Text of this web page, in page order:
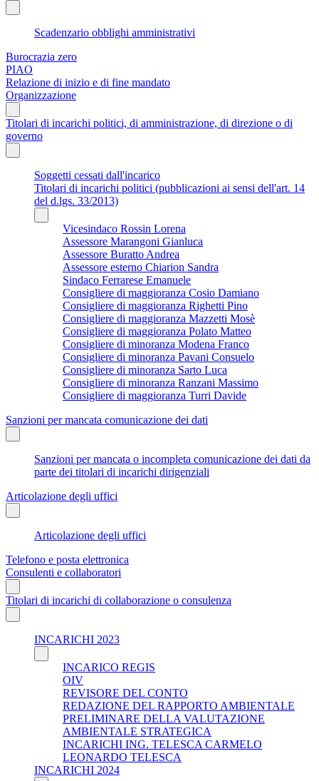
Scadenzario obblighi amministrativi
Burocrazia zero
PIAO
Relazione di inizio e di fine mandato
Organizzazione
Titolari di incarichi politici, di amministrazione, di direzione o di
governo
Soggetti cessati dall'incarico
Titolari di incarichi politici (pubblicazioni ai sensi dell'art. 14
del d.lgs. 33/2013)
Vicesindaco Rossin Lorena
Assessore Marangoni Gianluca
Assessore Buratto Andrea
Assessore esterno Chiarion Sandra
Sindaco Ferrarese Emanuele
Consigliere di maggioranza Cosio Damiano
Consigliere di maggioranza Righetti Pino
Consigliere di maggioranza Mazzetti Mosè
Consigliere di maggioranza Polato Matteo
Consigliere di minoranza Modena Franco
Consigliere di minoranza Pavani Consuelo
Consigliere di minoranza Sarto Luca
Consigliere di minoranza Ranzani Massimo
Consigliere di maggioranza Turri Davide
Sanzioni per mancata comunicazione dei dati
Sanzioni per mancata o incompleta comunicazione dei dati da
parte dei titolari di incarichi dirigenziali
Articolazione degli uffici
Articolazione degli uffici
Telefono e posta elettronica
Consulenti e collaboratori
Titolari di incarichi di collaborazione o consulenza
INCARICHI 2023
INCARICO REGIS
OIV
REVISORE DEL CONTO
REDAZIONE DEL RAPPORTO AMBIENTALE
PRELIMINARE DELLA VALUTAZIONE
AMBIENTALE STRATEGICA
INCARICHI ING. TELESCA CARMELO
LEONARDO TELESCA
INCARICHI 2024